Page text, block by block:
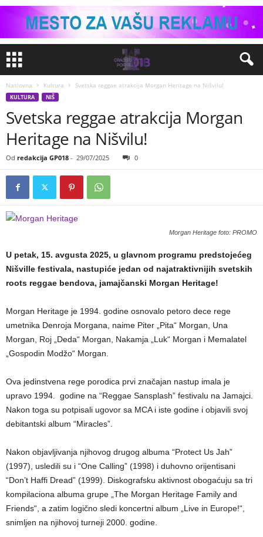
Naslovna Kultura Svetska reggae atrakcija Morgan Heritage na Nišvilu!
KULTURA NIŠ
Svetska reggae atrakcija Morgan
Heritage na Nišvilu!
Od redakcija GP018 - 29/07/2025 0
Morgan Heritage foto: PROMO
U petak, 15. avgusta 2025, u glavnom programu predstojećeg
Nišville festivala, nastupiće jedan od najatraktivnijih svetskih
roots reggae bendova, jamajčanski Morgan Heritage!
Morgan Heritage je 1994. godine osnovalo petoro dece rege
umetnika Denroja Morgana, naime Piter „Pita“ Morgan, Una
Morgan, Roj „Deda“ Morgan, Nakamja „Luk“ Morgan i Memalatel
„Gospodin Modžo“ Morgan.
Ova jedinstvena rege porodica prvi značajan nastup imala je
upravo 1994. godine na “Reggae Sansplash” festivalu na Jamajci.
Nakon toga su potpisali ugovor sa MCA i iste godine i objavili svoj
debitantski album “Miracles”.
Nakon objavljivanja njihovog drugog albuma “Protect Us Jah”
(1997), usledili su i “One Calling” (1998) i duhovno orijentisani
“Don’t Haffi Dread” (1999). Diskografsku aktivnost obogaćuju sa tri
kompilaciona albuma grupe „The Morgan Heritage Family and
Friends“, a zatim logično sledi koncertni album „Live in Europe!“,
snimljen na njihovoj turneji 2000. godine.